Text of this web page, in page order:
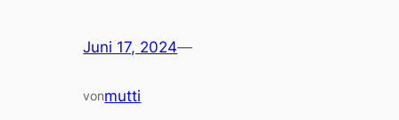
Juni 17, 2024—
vonmutti